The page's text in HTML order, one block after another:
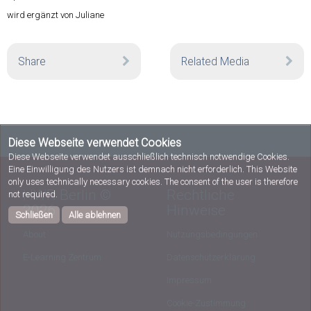
Diese Webseite verwendet Cookies
Diese Webseite verwendet ausschließlich technisch notwendige Cookies.
Eine Einwilligung des Nutzers ist demnach nicht erforderlich. This Website
only uses technically necessary cookies. The consent of the user is therefore
not required.
Schließen
Alle ablehnen
wird ergänzt von Juliane
Share Related Media
HWR Berlin ©
2026